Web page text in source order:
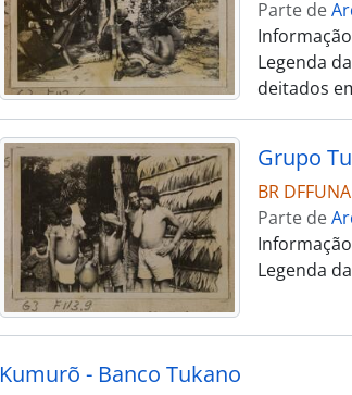
Parte de
Legenda
deitados
Grupo
BR
Parte de
Legenda
Kumurõ - Banco Tukano